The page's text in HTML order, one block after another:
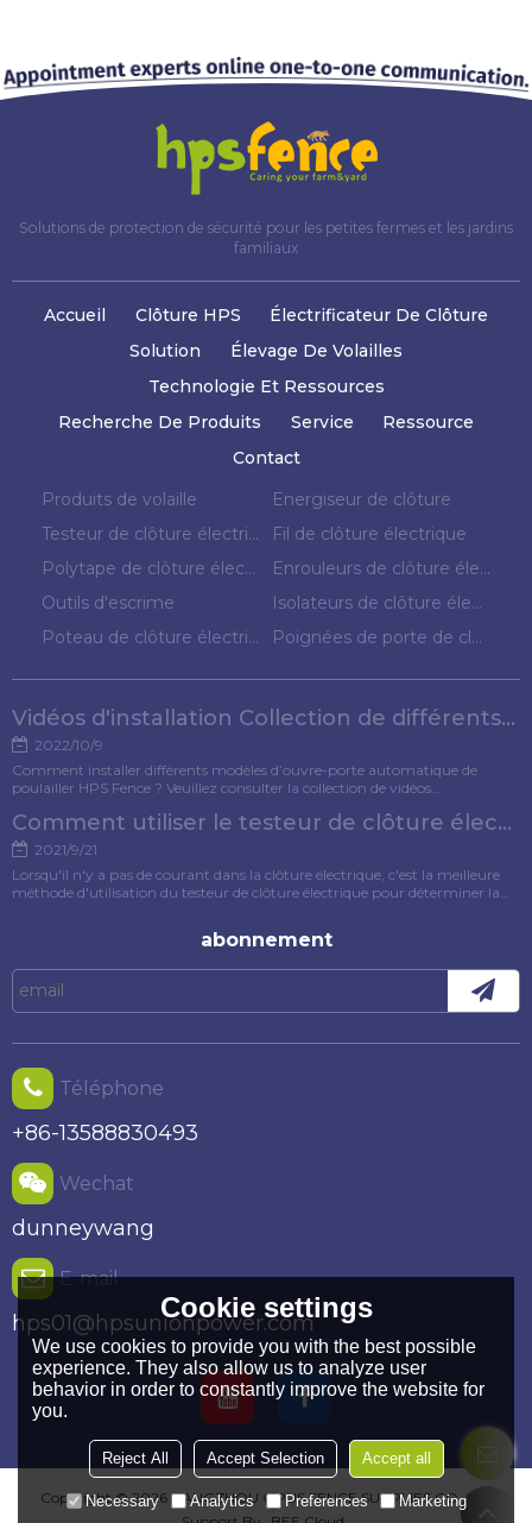
Solutions de protection de sécurité pour les petites fermes et les jardins
familiaux
Accueil Clôture HPS
Électrificateur De Clôture
Solution
Élevage De Volailles
Technologie Et Ressources
Recherche De Produits
Service
Ressource
Contact
Produits de volaille
Energiseur de clôture
Testeur de clôture électrique
Fil de clôture électrique
Polytape de clôture électrique
Enrouleurs de clôture électrique
Outils d'escrime
Isolateurs de clôture électrique
Poteau de clôture électrique
Poignées de porte de clôture électrique
Vidéos d'installation Collection de différents modèles d'ouvre-porte pour poulets
2022/10/9
Comment installer différents modèles d’ouvre-porte automatique de
poulailler HPS Fence ? Veuillez consulter la collection de vidéos
Comment utiliser le testeur de clôture électrique ?
2021/9/21
Lorsqu'il n'y a pas de courant dans la clôture électrique, c'est la meilleure
méthode d'utilisation du testeur de clôture électrique pour déterminer la
abonnement
Téléphone
+86-13588830493
Wechat
dunneywang
E-mail
hps01@hpsunionpower.com
Copyright © 2026 HANGZHOU OPUS FENCE SUPPLIES CO.,LTD
Cookie settings
We use cookies to provide you with the best possible
experience. They also allow us to analyze user
behavior in order to constantly improve the website for
you.
Reject All Accept Selection Accept all
Necessary Analytics Preferences Marketing